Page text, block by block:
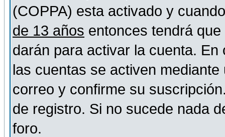
(COPPA) esta activado y
de 13 años entonces tendrá
darán para activar la cuenta.
las cuentas se activen
correo y confirme su
de registro. Si no sucede nada
foro.